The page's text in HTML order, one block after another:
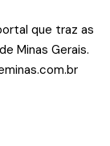
que traz as
Minas Gerais.